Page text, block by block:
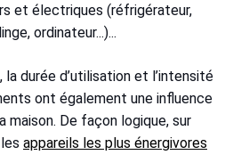
et électriques (réfrigérateur,
ordinateur...)...
la durée d’utilisation et l’intensité
ont également une influence
maison. De façon logique, sur
appareils les plus énergivores